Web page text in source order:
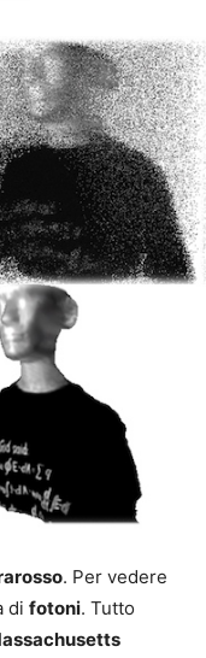
. Per vedere
di fotoni. Tutto